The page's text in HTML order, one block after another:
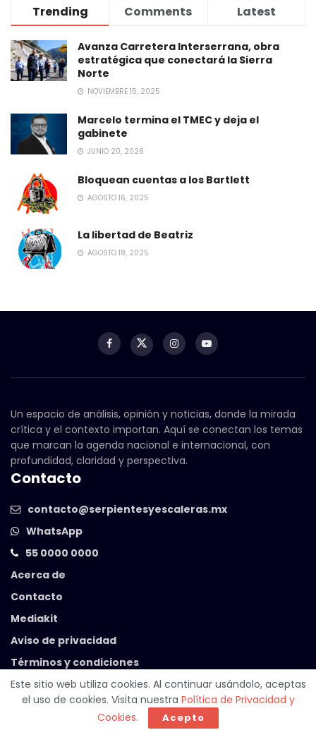
Trending Comments Latest
Avanza Carretera Interserrana, obra
estratégica que conectará la Sierra
Norte
NOVIEMBRE 15, 2025
Marcelo termina el TMEC y deja el
gabinete
JUNIO 20, 2026
Bloquean cuentas a los Bartlett
AGOSTO 16, 2025
La libertad de Beatriz
AGOSTO 18, 2025
Un espacio de análisis, opinión y noticias, donde la mirada
crítica y el contexto importan. Aquí se conectan los temas
que marcan la agenda nacional e internacional, con
profundidad, claridad y perspectiva.
Contacto
contacto@serpientesyescaleras.mx
WhatsApp
55 0000 0000
Acerca de
Contacto
Mediakit
Aviso de privacidad
Términos y condiciones
© 2025 Serpientes y Escaleras. Powered by
Este sitio web utiliza cookies. Al continuar usándolo, aceptas
el uso de cookies. Visita nuestra Política de Privacidad y
Cookies. Acepto